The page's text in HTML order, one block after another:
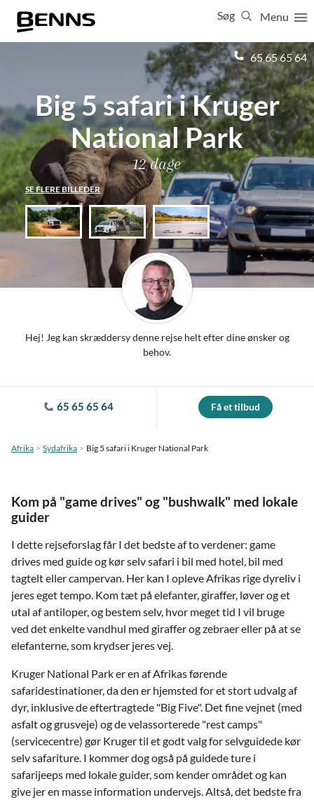
Menu
Søg
65 65 65 64
Big 5 safari i Kruger
National Park
12 dage
SE FLERE BILLEDER
Hej! Jeg kan skræddersy denne rejse helt efter dine ønsker og
behov.
65 65 65 64 Få et tilbud
Afrika Sydafrika Big 5 safari i Kruger National Park
Kom på "game drives" og "bushwalk" med lokale
guider
I dette rejseforslag får I det bedste af to verdener: game
drives med guide og kør selv safari i bil med hotel, bil med
tagtelt eller campervan. Her kan I opleve Afrikas rige dyreliv i
jeres eget tempo. Kom tæt på elefanter, giraffer, løver og et
utal af antiloper, og bestem selv, hvor meget tid I vil bruge
ved det enkelte vandhul med giraffer og zebraer eller på at se
elefanterne, som krydser jeres vej.
Kruger National Park er en af ​​Afrikas førende
safaridestinationer, da den er hjemsted for et stort udvalg af
dyr, inklusive de eftertragtede "Big Five". Det fine vejnet (med
asfalt og grusveje) og de velassorterede "rest camps"
(servicecentre) gør Kruger til et godt valg for selvguidede kør
selv safariture. I kommer dog også på guidede ture i
safarijeeps med lokale guider, som kender området og kan
give jer en masse information undervejs. Altså, det bedste fra
Luk
Vis resultater for: Alle
Ferierejser
Firma- og temarejser
Studierejser